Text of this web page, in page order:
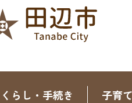
くらし・手続き 子育